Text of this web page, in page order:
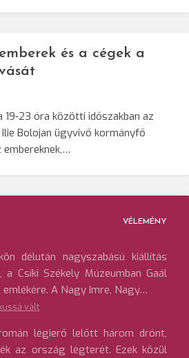
és a cégek a
19-23 óra közötti időszakban az
Bolojan ügyvivő kormányfő
VÉLEMÉNY
délután nagyszabású kiállítás
a Csíki Székely Múzeumban Gaál
A Nagy Imre, Nagy…
vált
légierő lelőtt három drónt,
az ország légterét. Ezek közül